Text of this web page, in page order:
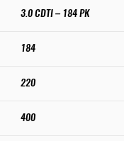
3.0 CDTI – 184 PK
184
220
400